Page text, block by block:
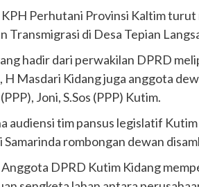
Perhutani Provinsi Kaltim turut
Transmigrasi di Desa Tepian
hadir dari perwakilan DPRD
H Masdari Kidang juga anggota
Joni, S.Sos (PPP) Kutim.
audiensi tim pansus legislatif
Samarinda rombongan dewan
DPRD Kutim Kidang